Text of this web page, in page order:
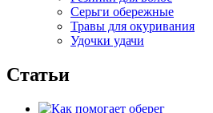
Серьги обережные
Травы для окуривания
Удочки удачи
Статьи